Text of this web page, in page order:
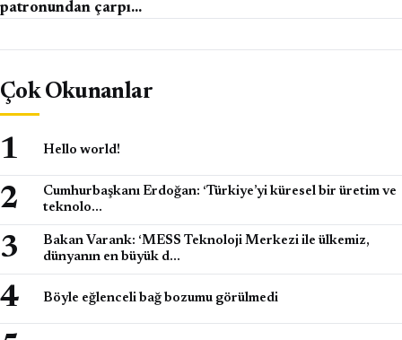
patronundan çarpı…
Çok Okunanlar
Hello world!
Cumhurbaşkanı Erdoğan: ‘Türkiye’yi küresel bir üretim ve
teknolo…
Bakan Varank: ‘MESS Teknoloji Merkezi ile ülkemiz,
dünyanın en büyük d…
Böyle eğlenceli bağ bozumu görülmedi